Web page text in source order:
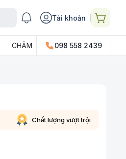
Tài khoản
CHĂM SÓC GIA ĐÌNH PHỤ KIỆN
098 558 2439
Chất lượng vượt trội